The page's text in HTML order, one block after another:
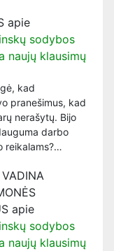
apie
sodybos
naujų klausimų
kad
pranešimus, kad
nerašytų. Bijo
darbo
reikalams?…
apie
sodybos
naujų klausimų